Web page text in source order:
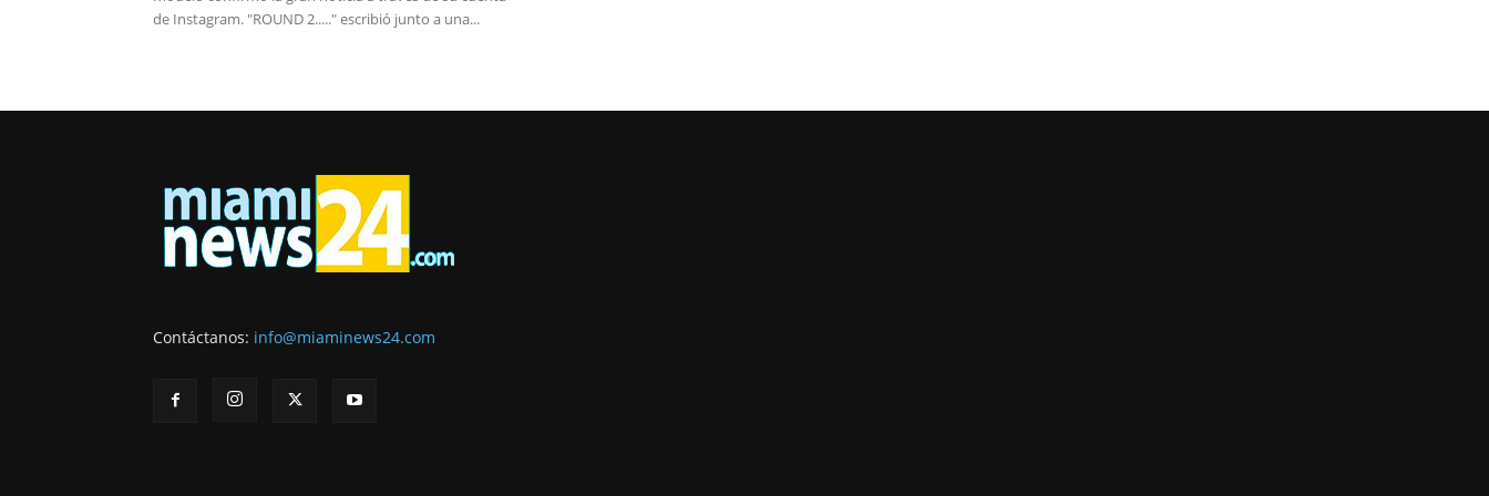
de Instagram. "ROUND 2....." escribió junto a una...
Contáctanos: info@miaminews24.com